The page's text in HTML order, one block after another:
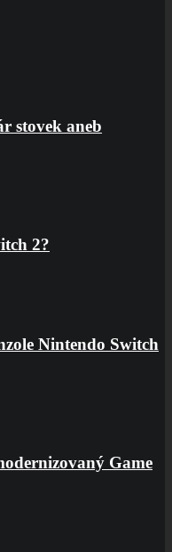
stovek aneb
2?
Nintendo Switch
Game